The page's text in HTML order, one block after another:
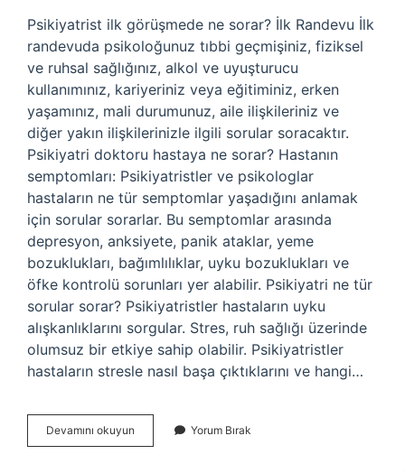
Psikiyatrist ilk görüşmede ne sorar? İlk Randevu İlk
randevuda psikoloğunuz tıbbi geçmişiniz, fiziksel
ve ruhsal sağlığınız, alkol ve uyuşturucu
kullanımınız, kariyeriniz veya eğitiminiz, erken
yaşamınız, mali durumunuz, aile ilişkileriniz ve
diğer yakın ilişkilerinizle ilgili sorular soracaktır.
Psikiyatri doktoru hastaya ne sorar? Hastanın
semptomları: Psikiyatristler ve psikologlar
hastaların ne tür semptomlar yaşadığını anlamak
için sorular sorarlar. Bu semptomlar arasında
depresyon, anksiyete, panik ataklar, yeme
bozuklukları, bağımlılıklar, uyku bozuklukları ve
öfke kontrolü sorunları yer alabilir. Psikiyatri ne tür
sorular sorar? Psikiyatristler hastaların uyku
alışkanlıklarını sorgular. Stres, ruh sağlığı üzerinde
olumsuz bir etkiye sahip olabilir. Psikiyatristler
hastaların stresle nasıl başa çıktıklarını ve hangi…
Devamını okuyun Psikiyatri
Hastalara
Yorum Bırak